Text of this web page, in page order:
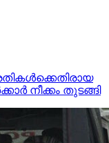
നീക്കം തുടങ്ങി